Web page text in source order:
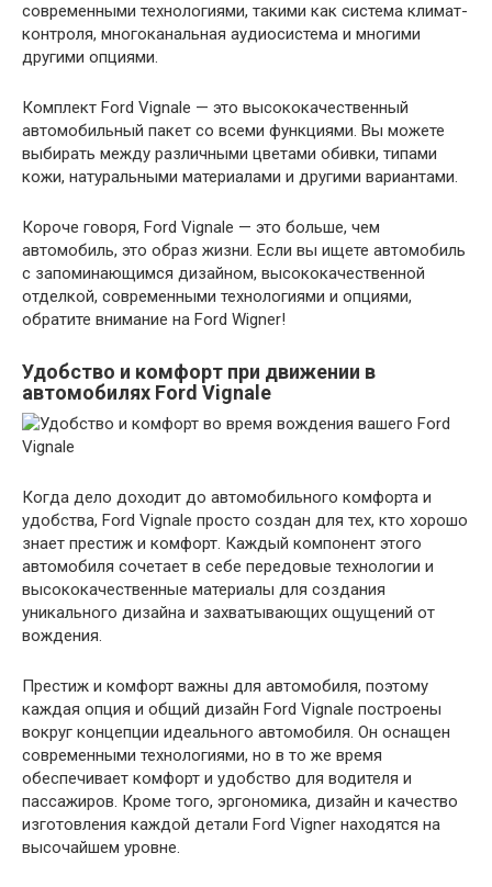
современными технологиями, такими как система климат-
контроля, многоканальная аудиосистема и многими
другими опциями.
Комплект Ford Vignale — это высококачественный
автомобильный пакет со всеми функциями. Вы можете
выбирать между различными цветами обивки, типами
кожи, натуральными материалами и другими вариантами.
Короче говоря, Ford Vignale — это больше, чем
автомобиль, это образ жизни. Если вы ищете автомобиль
с запоминающимся дизайном, высококачественной
отделкой, современными технологиями и опциями,
обратите внимание на Ford Wigner!
Удобство и комфорт при движении в
автомобилях Ford Vignale
Когда дело доходит до автомобильного комфорта и
удобства, Ford Vignale просто создан для тех, кто хорошо
знает престиж и комфорт. Каждый компонент этого
автомобиля сочетает в себе передовые технологии и
высококачественные материалы для создания
уникального дизайна и захватывающих ощущений от
вождения.
Престиж и комфорт важны для автомобиля, поэтому
каждая опция и общий дизайн Ford Vignale построены
вокруг концепции идеального автомобиля. Он оснащен
современными технологиями, но в то же время
обеспечивает комфорт и удобство для водителя и
пассажиров. Кроме того, эргономика, дизайн и качество
изготовления каждой детали Ford Vigner находятся на
высочайшем уровне.